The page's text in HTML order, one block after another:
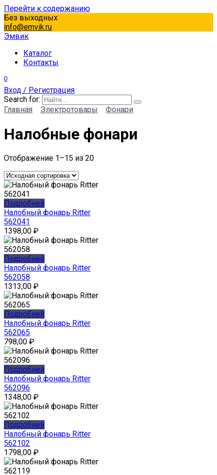
Перейти к содержанию
Без выходных
info@emvik.ru
Эмвик
Каталог
Контакты
0
Вход / Регистрация
Search for:
Главная
Электротовары Фонари
Налобные фонари
Отображение 1–15 из 20
Подробней
Налобный фонарь Ritter
562041
1398,00 ₽
Подробней
Налобный фонарь Ritter
562058
1313,00 ₽
Подробней
Налобный фонарь Ritter
562065
798,00 ₽
Подробней
Налобный фонарь Ritter
562096
1348,00 ₽
Подробней
Налобный фонарь Ritter
562102
1798,00 ₽